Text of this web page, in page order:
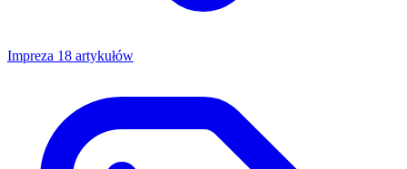
Impreza 18 artykułów